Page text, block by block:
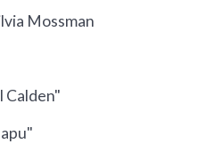
Mossman
Calden"